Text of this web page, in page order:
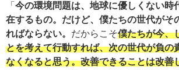
「 今の環境問題は、地球に優しくない時
在するもの。だけど、僕たちの世代がそ
ればならない。 だからこそ僕たちが今、
とを考えて行動すれば、次の世代が負の
なくなると思う。改善できることは改善